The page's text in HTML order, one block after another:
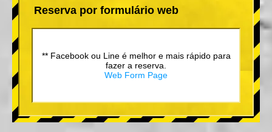
Reserva por formulário web
** Facebook ou Line é melhor e mais rápido para
fazer a reserva.
Web Form Page